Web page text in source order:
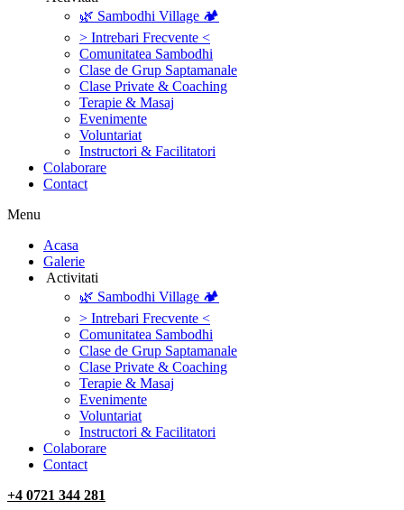
🌿 Sambodhi Village 🏕️
> Intrebari Frecvente <
Comunitatea Sambodhi
Clase de Grup Saptamanale
Clase Private & Coaching
Terapie & Masaj
‎Evenimente
Voluntariat
‏‏‎Instructori & Facilitatori
Colaborare
Contact
Menu
‎Acasa
Galerie
‎ ‎Activitati‎
🌿 Sambodhi Village 🏕️
> Intrebari Frecvente <
Comunitatea Sambodhi
Clase de Grup Saptamanale
Clase Private & Coaching
Terapie & Masaj
‎Evenimente
Voluntariat
‏‏‎Instructori & Facilitatori
Colaborare
Contact
+4 0721 344 281